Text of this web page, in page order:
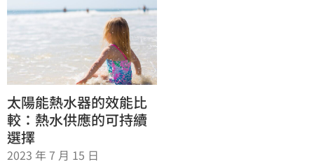
太陽能熱水器的效能比
較：熱水供應的可持續
選擇
2023 年 7 月 15 日